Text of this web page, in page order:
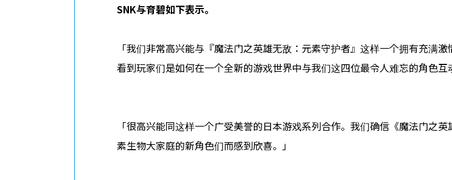
SNK与育碧如下表示。
「我们非常高兴能与『魔法门之英雄无敌：元素守护者』这样一个拥有充满
看到玩家们是如何在一个全新的游戏世界中与我们这四位最令人难忘的角色互
「很高兴能同这样一个广受美誉的日本游戏系列合作。我们确信《魔法门之
素生物大家庭的新角色们而感到欣喜。」